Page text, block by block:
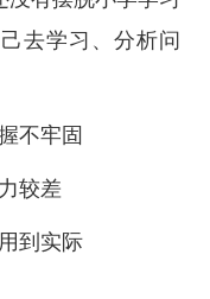
去学习、分析问
不牢固
较差
到实际